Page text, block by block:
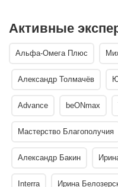
Активные
Альфа-Омега Плюс
Александр Толмачёв
Advance beONmax
Мастерство Благополучия
Александр Бакин
Interra Ирина